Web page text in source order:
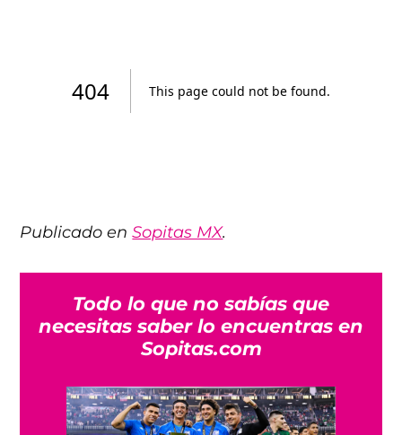
Publicado enSopitas MX.
Todo lo que no sabías que
necesitas saber lo encuentras en
Sopitas.com